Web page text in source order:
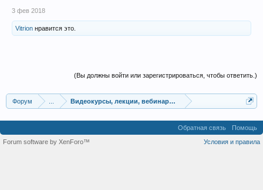
3 фев 2018
Vitrion нравится это.
(Вы должны войти или зарегистрироваться, чтобы ответить.)
Форум ... Видеокурсы, лекции, вебинары, учебный материал
Обратная связь
Помощь
Условия и правила
Forum software by XenForo™